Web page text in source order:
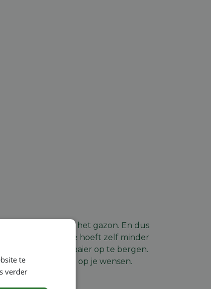
verspreid over het gazon. En dus
op, want je hoeft zelf minder
om de grasmaaier op te bergen.
beste aansluit op je wensen.
te
verder